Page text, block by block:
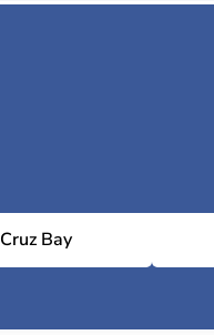
Cruz Bay